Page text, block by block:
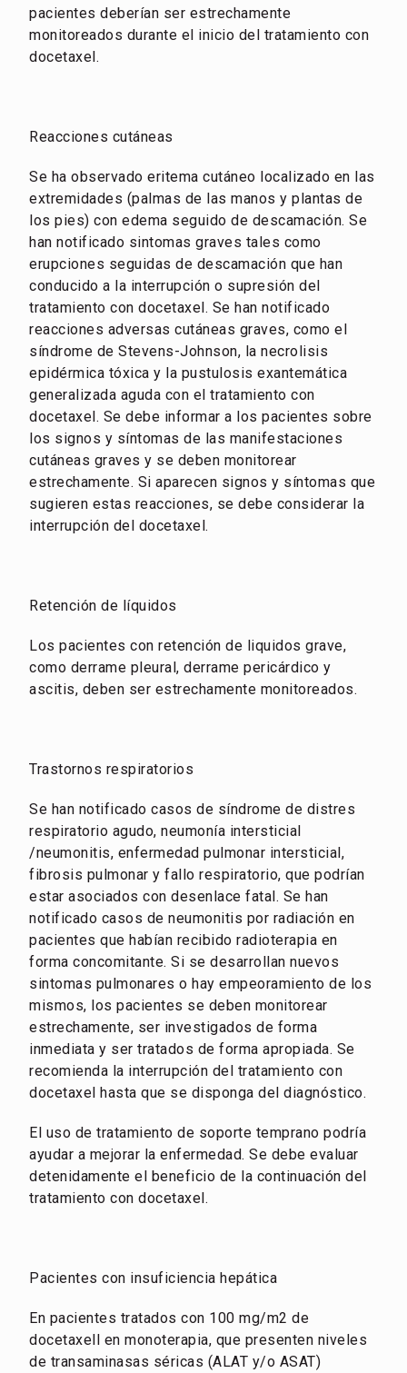
pacientes deberían ser estrechamente
monitoreados durante el inicio del tratamiento con
docetaxel.
Reacciones cutáneas
Se ha observado eritema cutáneo localizado en las
extremidades (palmas de las manos y plantas de
los pies) con edema seguido de descamación. Se
han notificado sintomas graves tales como
erupciones seguidas de descamación que han
conducido a la interrupción o supresión del
tratamiento con docetaxel. Se han notificado
reacciones adversas cutáneas graves, como el
síndrome de Stevens-Johnson, la necrolisis
epidérmica tóxica y la pustulosis exantemática
generalizada aguda con el tratamiento con
docetaxel. Se debe informar a los pacientes sobre
los signos y síntomas de las manifestaciones
cutáneas graves y se deben monitorear
estrechamente. Si aparecen signos y síntomas que
sugieren estas reacciones, se debe considerar la
interrupción del docetaxel.
Retención de líquidos
Los pacientes con retención de liquidos grave,
como derrame pleural, derrame pericárdico y
ascitis, deben ser estrechamente monitoreados.
Trastornos respiratorios
Se han notificado casos de síndrome de distres
respiratorio agudo, neumonía intersticial
/neumonitis, enfermedad pulmonar intersticial,
fibrosis pulmonar y fallo respiratorio, que podrían
estar asociados con desenlace fatal. Se han
notificado casos de neumonitis por radiación en
pacientes que habían recibido radioterapia en
forma concomitante. Si se desarrollan nuevos
sintomas pulmonares o hay empeoramiento de los
mismos, los pacientes se deben monitorear
estrechamente, ser investigados de forma
inmediata y ser tratados de forma apropiada. Se
recomienda la interrupción del tratamiento con
docetaxel hasta que se disponga del diagnóstico.
El uso de tratamiento de soporte temprano podría
ayudar a mejorar la enfermedad. Se debe evaluar
detenidamente el beneficio de la continuación del
tratamiento con docetaxel.
Pacientes con insuficiencia hepática
En pacientes tratados con 100 mg/m2 de
docetaxell en monoterapia, que presenten niveles
de transaminasas séricas (ALAT y/o ASAT)